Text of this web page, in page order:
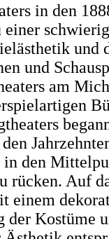
in den
einer
und
und
am
in den
rücken. Auf
einem
der Kostüme